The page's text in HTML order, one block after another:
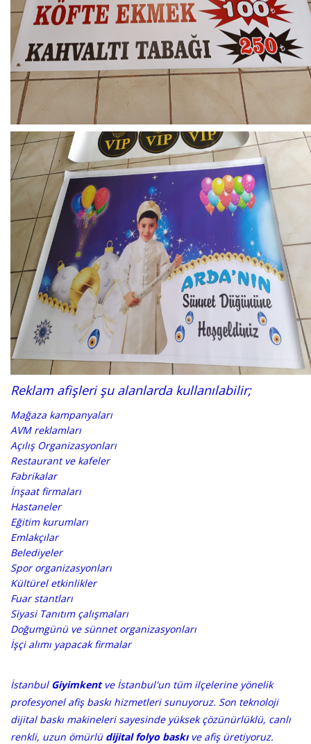
Reklam afişleri şu alanlarda kullanılabilir;
Mağaza kampanyaları
AVM reklamları
Açılış Organizasyonları
Restaurant ve kafeler
Fabrikalar
İnşaat firmaları
Hastaneler
Eğitim kurumları
Emlakçılar
Belediyeler
Spor organizasyonları
Kültürel etkinlikler
Fuar stantları
Siyasi Tanıtım çalışmaları
Doğumgünü ve sünnet organizasyonları
İşçi alımı yapacak firmalar
​​İstanbul Giyimkentve İstanbul'un tüm ilçelerine yönelik
profesyonel afiş baskı hizmetleri sunuyoruz. Son teknoloji
dijital baskı makineleri sayesinde yüksek çözünürlüklü, canlı
renkli, uzun ömürlü dijital folyo baskıve afiş üretiyoruz.